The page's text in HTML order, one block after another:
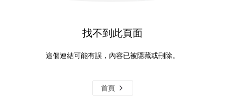
找不到此頁面
這個連結可能有誤，內容已被隱藏或刪除。
首頁